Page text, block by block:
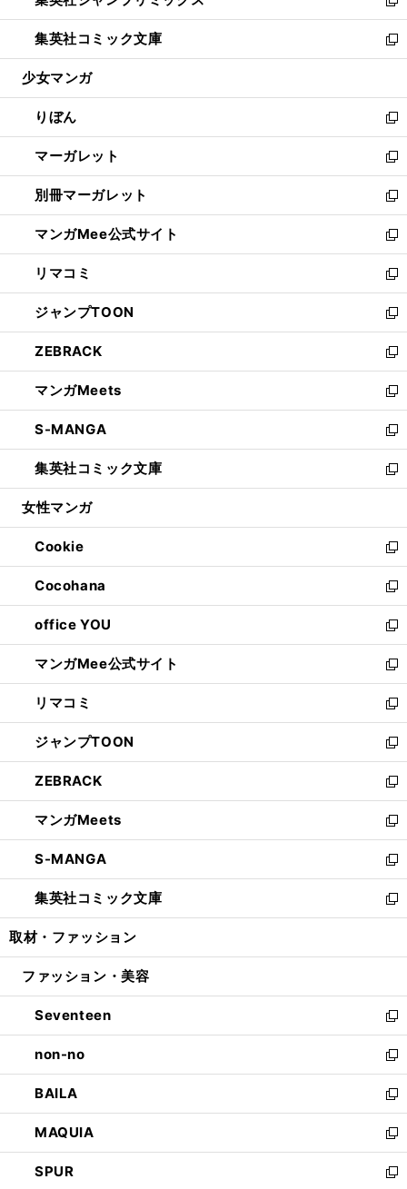
開
く
ウ
で
開
ン
ド
ウ
開
く
ウ
ィ
ン
ウ
で
開
く
新
し
い
ウ
ン
ド
ウ
で
開
く
集英社コミック文庫
新
し
ウ
ィ
ン
ド
ウ
で
開
く
少女マンガ
りぼん
新
し
い
ウ
ィ
ン
ド
ウ
で
開
く
マーガレット
新
し
い
ウ
ィ
ン
ド
ウ
で
開
く
別冊マーガレット
新
し
い
ウ
ィ
ン
ド
ウ
で
開
く
マンガMee公式サイト
新
し
い
ウ
ィ
ン
ド
ウ
で
開
く
リマコミ
新
し
い
ウ
ィ
ン
ド
ウ
で
開
く
ジャンプTOON
新
し
い
ウ
ィ
ン
ド
ウ
で
開
ZEBRACK
新
し
い
ウ
ィ
ン
ド
ウ
開
く
マンガMeets
新
し
い
ウ
ィ
ン
ウ
で
開
く
S-MANGA
新
し
い
ウ
ン
ド
ウ
で
開
く
集英社コミック文庫
新
し
ウ
ィ
ン
ド
ウ
で
開
く
女性マンガ
Cookie
新
し
い
ウ
ィ
ン
ド
ウ
で
開
く
Cocohana
新
し
い
ウ
ィ
ン
ド
ウ
で
開
く
office YOU
新
し
い
ウ
ィ
ン
ド
ウ
で
開
く
マンガMee公式サイト
新
し
い
ウ
ィ
ン
ド
ウ
で
開
く
リマコミ
新
し
い
ウ
ィ
ン
ド
ウ
で
開
く
ジャンプTOON
新
し
い
ウ
ィ
ン
ド
ウ
で
開
ZEBRACK
新
し
い
ウ
ィ
ン
ド
ウ
開
マンガMeets
新
し
い
ウ
ィ
ン
ウ
開
く
S-MANGA
新
し
い
ウ
ン
ウ
で
開
く
集英社コミック文庫
新
し
ウ
ン
ド
ウ
で
開
く
取材・ファッション
ファッション・美容
Seventeen
新
し
い
ウ
ィ
ン
ド
ウ
で
non-no
新
し
い
ウ
ィ
ン
ド
BAILA
新
し
い
ウ
ィ
MAQUIA
新
し
い
SPUR
新